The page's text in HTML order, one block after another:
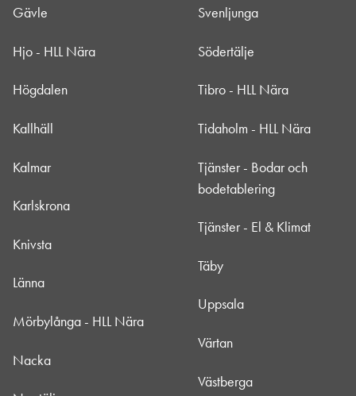
Gävle
Hjo - HLL Nära
Högdalen
Kallhäll
Kalmar
Karlskrona
Knivsta
Länna
Mörbylånga - HLL Nära
Nacka
Svenljunga
Södertälje
Tibro - HLL Nära
Tidaholm - HLL Nära
Tjänster - Bodar och
bodetablering
Tjänster - El & Klimat
Täby
Uppsala
Värtan
Västberga